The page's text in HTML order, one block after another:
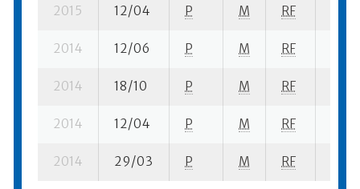
2015 12/04 P M RF
2014 12/06 P M RF
2014 18/10 P M RF
2014 12/04 P M RF
2014 29/03 P M RF